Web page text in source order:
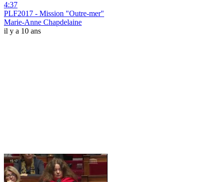
4:37
PLF2017 - Mission "Outre-mer"
Marie-Anne Chapdelaine
il y a 10 ans